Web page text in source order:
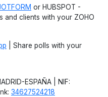
or HUBSPOT -
and clients with your ZOHO
| Share polls with your
ESPAÑA | NIF:
34627524218